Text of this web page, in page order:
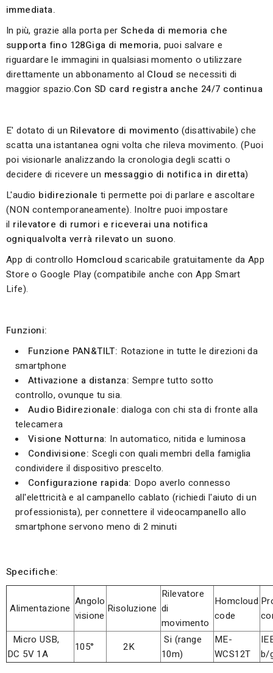
immediata.
In più, grazie alla porta per Scheda di memoria che
supporta fino 128Giga di memoria, puoi salvare e
riguardare le immagini in qualsiasi momento o utilizzare
direttamente un abbonamento al Cloud se necessiti di
maggior spazio.Con SD card registra anche 24/7 continua
E' dotato di un Rilevatore di movimento (disattivabile) che
scatta una istantanea ogni volta che rileva movimento. (Puoi
poi visionarle analizzando la cronologia degli scatti o
decidere di ricevere un messaggio di notifica in diretta)
L'audio bidirezionale ti permette poi di parlare e ascoltare
(NON contemporaneamente). Inoltre puoi impostare
il rilevatore di rumori e riceverai una notifica
ogniqualvolta verrà rilevato un suono.
App di controllo Homcloud scaricabile gratuitamente da App
Store o Google Play (compatibile anche con App Smart
Life).
Funzioni:
Funzione PAN&TILT: Rotazione in tutte le direzioni da
smartphone
Attivazione a distanza: Sempre tutto sotto
controllo, ovunque tu sia.
Audio Bidirezionale:dialoga con chi sta di fronte alla
telecamera
Visione Notturna: In automatico, nitida e luminosa
Condivisione: Scegli con quali membri della famiglia
condividere il dispositivo prescelto.
Configurazione rapida: Dopo averlo connesso
all'elettricità e al campanello cablato (richiedi l'aiuto di un
professionista), per connettere il videocampanello allo
smartphone servono meno di 2 minuti
Specifiche:
Alimentazione
Angolo
visione
Risoluzione
Rilevatore
di
movimento
Homcloud
code
Micro USB,
DC 5V 1A
105° 2K
Si (range
10m)
ME-
WCS12T
b/